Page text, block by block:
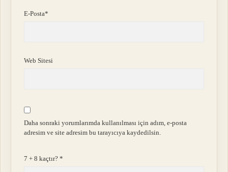
E-Posta*
Web Sitesi
Daha sonraki yorumlarımda kullanılması için adım, e-posta
adresim ve site adresim bu tarayıcıya kaydedilsin.
7 + 8 kaçtır?*